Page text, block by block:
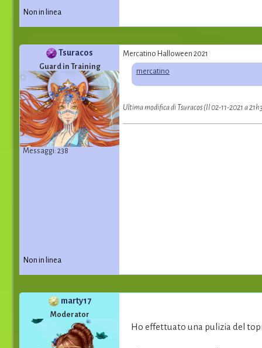
Non in linea
Tsuracos
Guard in Training
Messaggi: 238
Mercatino Halloween 2021
mercatino
Ultima modifica di Tsuracos (Il 02-11-2021 a
Non in linea
marty17
Moderator
Ho effettuato una pulizia del